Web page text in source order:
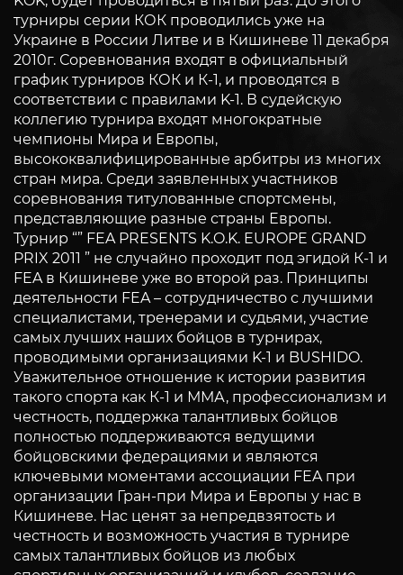
турниры серии КОК проводились уже на
Украине в России Литве и в Кишиневе 11 декабря
2010г. Соревнования входят в официальный
график турниров КОК и К-1, и проводятся в
соответствии с правилами K-1. В судейскую
коллегию турнира входят многократные
чемпионы Мира и Европы,
высококвалифицированные арбитры из многих
стран мира. Среди заявленных участников
соревнования титулованные спортсмены,
представляющие разные страны Европы.
Турнир “” FEA PRESENTS K.O.K. EUROPE GRAND
PRIX 2011 ” не случайно проходит под эгидой К-1 и
FEA в Кишиневе уже во второй раз. Принципы
деятельности FEA – сотрудничество с лучшими
специалистами, тренерами и судьями, участие
самых лучших наших бойцов в турнирах,
проводимыми организациями K-1 и BUSHIDO.
Уважительное отношение к истории развития
такого спорта как К-1 и ММА, профессионализм и
честность, поддержка талантливых бойцов
полностью поддерживаются ведущими
бойцовскими федерациями и являются
ключевыми моментами ассоциации FEA при
организации Гран-при Мира и Европы у нас в
Кишиневе. Нас ценят за непредвзятость и
честность и возможность участия в турнире
самых талантливых бойцов из любых